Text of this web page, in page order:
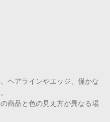
ヘアラインやエッジ、僅かな
商品と色の見え方が異なる場